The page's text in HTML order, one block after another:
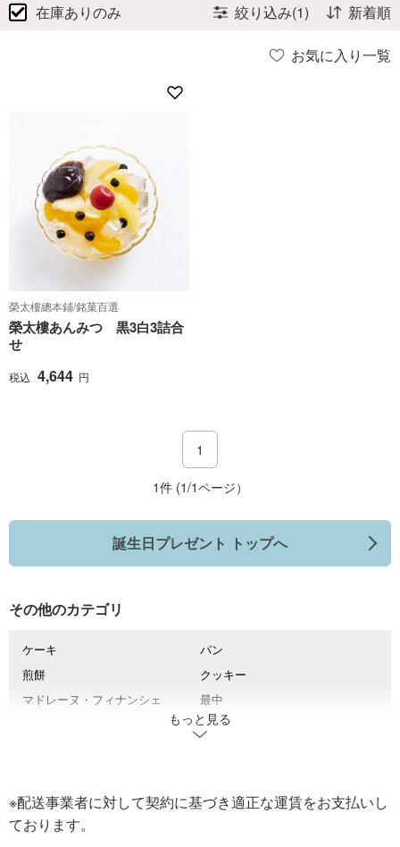
在庫ありのみ 絞り込み(1) 新着順
お気に入り一覧
榮太樓總本鋪/銘菓百選
榮太樓あんみつ 黒3白3詰合
せ
税込 4,644 円
1
1件 (1/1ページ）
誕生日プレゼント トップへ
その他のカテゴリ
ケーキ
パン
煎餅
クッキー
マドレーヌ・フィナンシェ
最中
かりんとう
ゼリー・ムース・プリン
羊羹
饅頭
もっと見る
※配送事業者に対して契約に基づき適正な運賃をお支払いし
ております。